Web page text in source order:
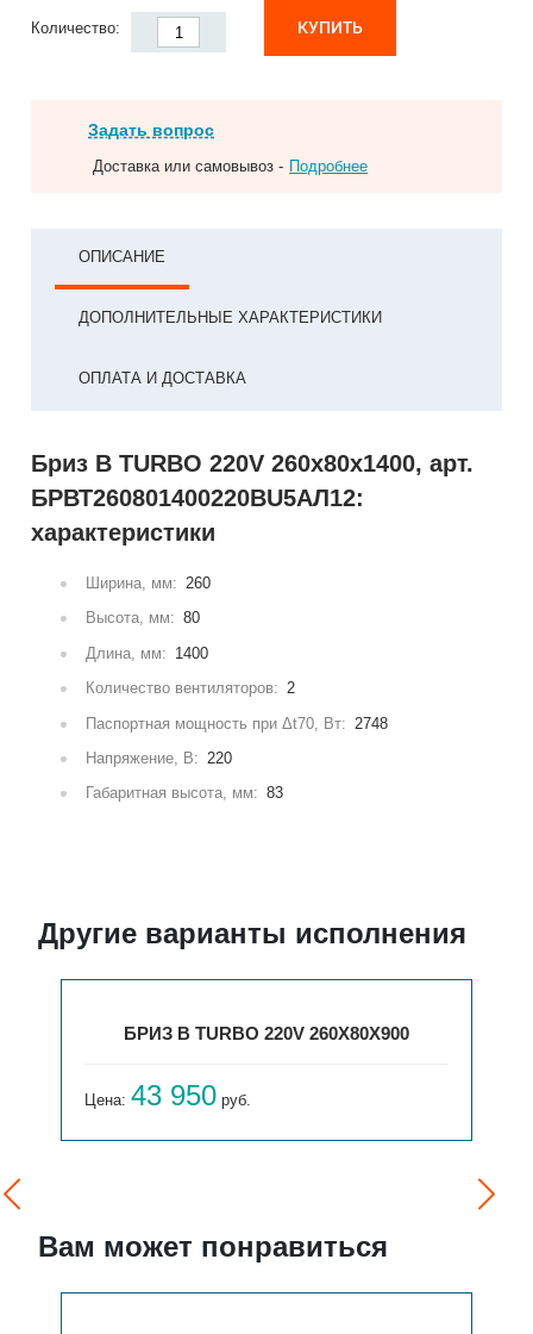
Количество: КУПИТЬ
Задать вопрос
Доставка или самовывоз - Подробнее
ОПИСАНИЕ
ДОПОЛНИТЕЛЬНЫЕ ХАРАКТЕРИСТИКИ
ОПЛАТА И ДОСТАВКА
Бриз В TURBO 220V 260х80х1400, арт.
БРВТ260801400220ВU5АЛ12:
характеристики
Ширина, мм: 260
Высота, мм: 80
Длина, мм: 1400
Количество вентиляторов: 2
Паспортная мощность при Δt70, Вт: 2748
Напряжение, В: 220
Габаритная высота, мм: 83
Другие варианты исполнения
БРИЗ В TURBO 220V 260Х80Х900
Цена:43 950 руб.
Вам может понравиться